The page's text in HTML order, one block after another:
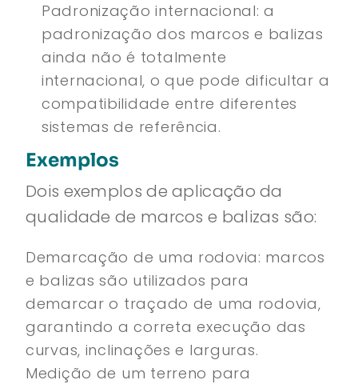
Padronização internacional: a
padronização dos marcos e balizas
ainda não é totalmente
internacional, o que pode dificultar a
compatibilidade entre diferentes
sistemas de referência.
Exemplos
Dois exemplos de aplicação da
qualidade de marcos e balizas são:
Demarcação de uma rodovia: marcos
e balizas são utilizados para
demarcar o traçado de uma rodovia,
garantindo a correta execução das
curvas, inclinações e larguras.
Medição de um terreno para